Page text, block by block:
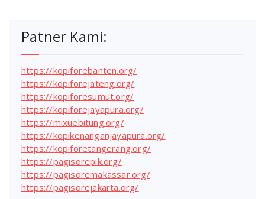
Patner Kami:
https://kopiforebanten.org/
https://kopiforejateng.org/
https://kopiforesumut.org/
https://kopiforejayapura.org/
https://mixuebitung.org/
https://kopikenanganjayapura.org/
https://kopiforetangerang.org/
https://pagisorepik.org/
https://pagisoremakassar.org/
https://pagisorejakarta.org/